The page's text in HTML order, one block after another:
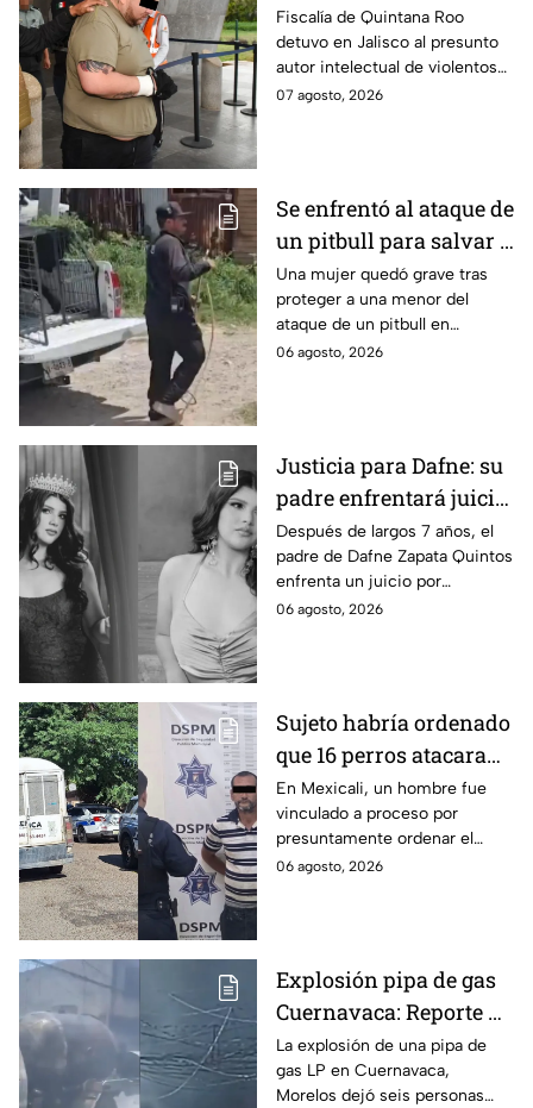
prioritario en Playa del
Carmen
Fiscalía de Quintana Roo
detuvo en Jalisco al presunto
autor intelectual de violentos
ataques en fraccionamientos
07 agosto, 2026
Se enfrentó al ataque de
un pitbull para salvar a
una menor; hoy lucha
por su vida en Zapopan
Una mujer quedó grave tras
proteger a una menor del
ataque de un pitbull en
Zapopan; la víctima sufrió
06 agosto, 2026
Justicia para Dafne: su
padre enfrentará juicio
por presunto abuso
cometido en 2019 en
Tamaulipas
Después de largos 7 años, el
padre de Dafne Zapata Quintos
enfrenta un juicio por
presuntamente abusar de la
06 agosto, 2026
Sujeto habría ordenado
que 16 perros atacaran
a su hermana con
discapacidad en
Mexicali, BC
En Mexicali, un hombre fue
vinculado a proceso por
presuntamente ordenar el
ataque de 16 perros contra su
06 agosto, 2026
Explosión pipa de gas
Cuernavaca: Reporte de
víctimas tras estallido
en Morelos
La explosión de una pipa de
gas LP en Cuernavaca,
Morelos dejó seis personas